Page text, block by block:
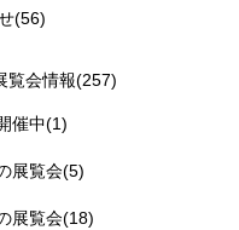
(56)
覧会情報(257)
催中(1)
展覧会(5)
展覧会(18)